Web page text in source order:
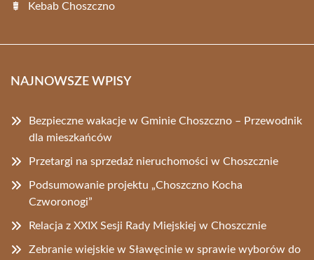
Kebab Choszczno
NAJNOWSZE WPISY
Bezpieczne wakacje w Gminie Choszczno – Przewodnik
dla mieszkańców
Przetargi na sprzedaż nieruchomości w Choszcznie
Podsumowanie projektu „Choszczno Kocha
Czworonogi”
Relacja z XXIX Sesji Rady Miejskiej w Choszcznie
Zebranie wiejskie w Sławęcinie w sprawie wyborów do